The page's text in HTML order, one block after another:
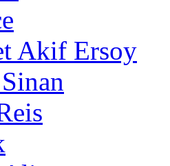
Akif Ersoy